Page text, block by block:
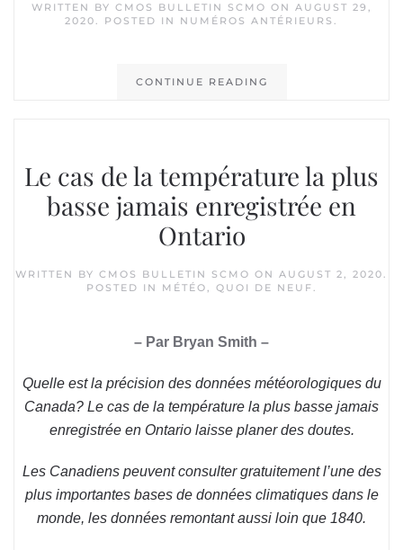
WRITTEN BY CMOS BULLETIN SCMO ON AUGUST 29,
2020. POSTED IN NUMÉROS ANTÉRIEURS .
CONTINUE READING
Le cas de la température la plus
basse jamais enregistrée en
Ontario
WRITTEN BY CMOS BULLETIN SCMO ON AUGUST 2, 2020.
POSTED IN
MÉTÉO, QUOI DE NEUF.
– Par Bryan Smith –
Quelle est la précision des données météorologiques du
Canada? Le cas de la température la plus basse jamais
enregistrée en Ontario laisse planer des doutes.
Les Canadiens peuvent consulter gratuitement l’une des
plus importantes bases de données climatiques dans le
monde, les données remontant aussi loin que 1840.